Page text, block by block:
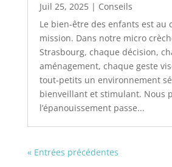
Juil 25, 2025| Conseils
Le bien-être des enfants est
mission. Dans notre micro
Strasbourg, chaque décision,
aménagement, chaque geste
tout-petits un environnement
bienveillant et stimulant. Nous
l’épanouissement passe...
« Entrées précédentes